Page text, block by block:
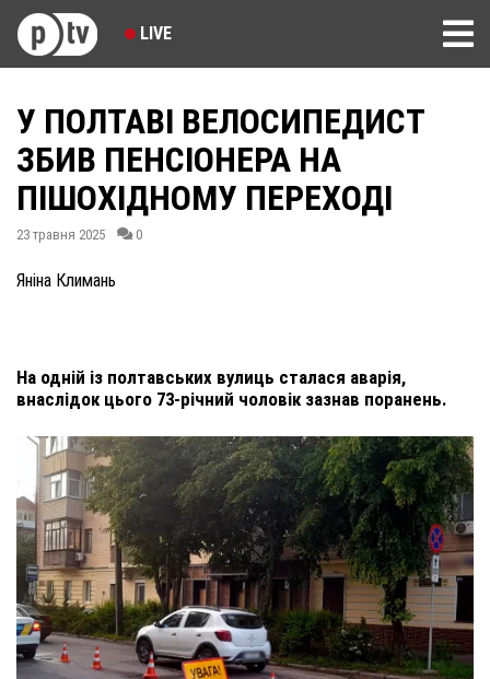
LIVE
У ПОЛТАВІ ВЕЛОСИПЕДИСТ
ЗБИВ ПЕНСІОНЕРА НА
ПІШОХІДНОМУ ПЕРЕХОДІ
23 травня 2025 0
Яніна Климань
На одній із полтавських вулиць сталася аварія,
внаслідок цього 73-річний чоловік зазнав поранень.